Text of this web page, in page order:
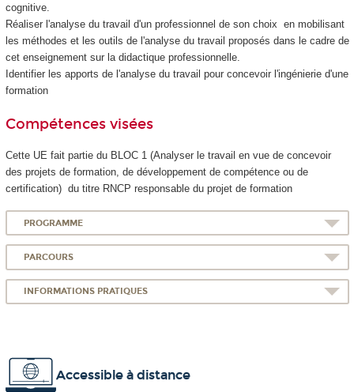
cognitive.
Réaliser l'analyse du travail d'un professionnel de son choix en mobilisant
les méthodes et les outils de l'analyse du travail proposés dans le cadre de
cet enseignement sur la didactique professionnelle.
Identifier les apports de l'analyse du travail pour concevoir l'ingénierie d'une
formation
Compétences visées
Cette UE fait partie du BLOC 1 (Analyser le travail en vue de concevoir
des projets de formation, de développement de compétence ou de
certification) du titre RNCP responsable du projet de formation
PROGRAMME
PARCOURS
INFORMATIONS PRATIQUES
Accessible à distance